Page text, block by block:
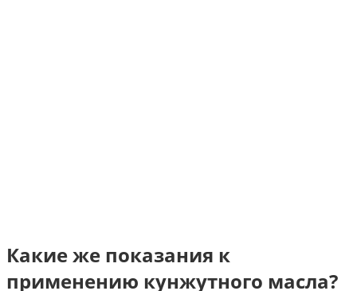
Какие же показания к
применению кунжутного масла?